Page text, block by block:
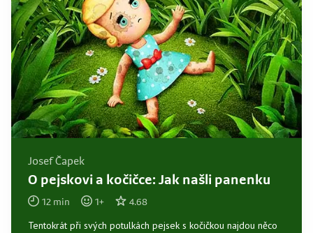
Josef Čapek
O pejskovi a kočičce: Jak našli panenku
12 min 1+ 4.68
Tentokrát při svých potulkách pejsek s kočičkou najdou něco